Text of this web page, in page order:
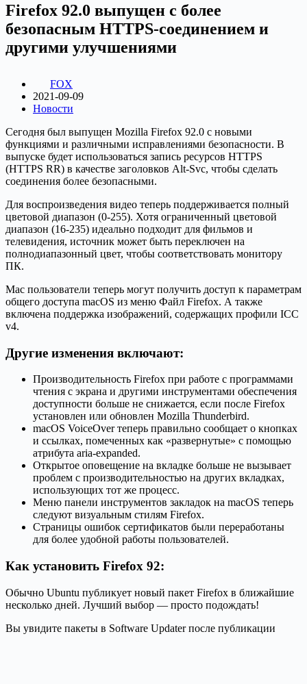
Firefox 92.0 выпущен с более
безопасным HTTPS-соединением и
другими улучшениями
FOX
2021-09-09
Новости
Сегодня был выпущен Mozilla Firefox 92.0 с новыми
функциями и различными исправлениями безопасности. В
выпуске будет использоваться запись ресурсов HTTPS
(HTTPS RR) в качестве заголовков Alt-Svc, чтобы сделать
соединения более безопасными.
Для воспроизведения видео теперь поддерживается полный
цветовой диапазон (0-255). Хотя ограниченный цветовой
диапазон (16-235) идеально подходит для фильмов и
телевидения, источник может быть переключен на
полнодиапазонный цвет, чтобы соответствовать монитору
ПК.
Mac пользователи теперь могут получить доступ к параметрам
общего доступа macOS из меню Файл Firefox. А также
включена поддержка изображений, содержащих профили ICC
v4.
Другие изменения включают:
Производительность Firefox при работе с программами
чтения с экрана и другими инструментами обеспечения
доступности больше не снижается, если после Firefox
установлен или обновлен Mozilla Thunderbird.
macOS VoiceOver теперь правильно сообщает о кнопках
и ссылках, помеченных как «развернутые» с помощью
атрибута aria-expanded.
Открытое оповещение на вкладке больше не вызывает
проблем с производительностью на других вкладках,
использующих тот же процесс.
Меню панели инструментов закладок на macOS теперь
следуют визуальным стилям Firefox.
Страницы ошибок сертификатов были переработаны
для более удобной работы пользователей.
Как установить Firefox 92:
Обычно Ubuntu публикует новый пакет Firefox в ближайшие
несколько дней. Лучший выбор — просто подождать!
Вы увидите пакеты в Software Updater после публикации